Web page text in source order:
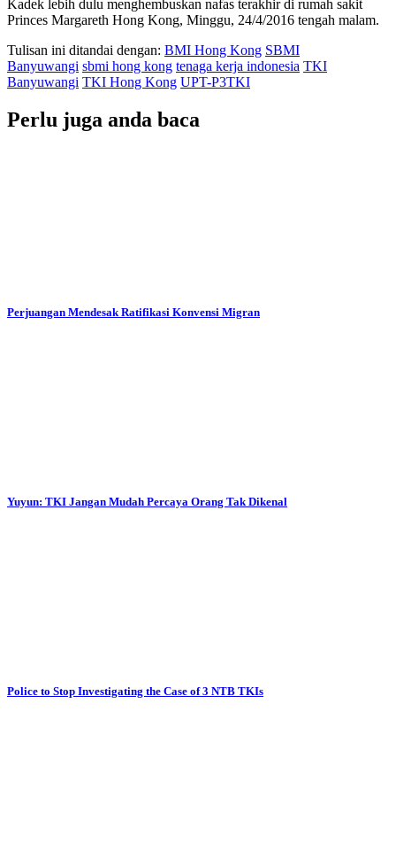
Kadek lebih dulu menghembuskan nafas terakhir di rumah sakit
Princes Margareth Hong Kong, Minggu, 24/4/2016 tengah malam.
Tulisan ini ditandai dengan: BMI Hong Kong SBMI
Banyuwangi sbmi hong kong tenaga kerja indonesia TKI
Banyuwangi TKI Hong Kong UPT-P3TKI
Perlu juga anda baca
Perjuangan Mendesak Ratifikasi Konvensi Migran
Yuyun: TKI Jangan Mudah Percaya Orang Tak Dikenal
Police to Stop Investigating the Case of 3 NTB TKIs